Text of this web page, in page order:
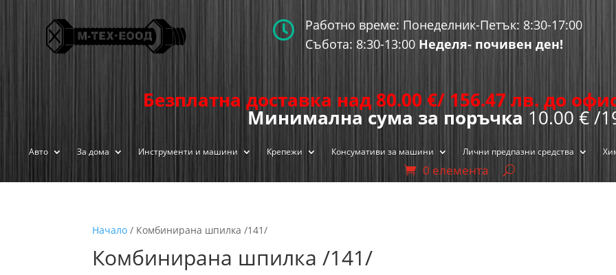

Работно време: Понеделник-Петък: 8:30-17:00
Събота: 8:30-13:00 Неделя- почивен ден!
Безплатна доставка над 80.00 €/ 156.47 лв. до
Минимална сума за поръчка 10.00 € /
Авто За дома Инструменти и машини Крепежи Консумативи за машини Лични предпазни средства
0 елемента
Начало / Комбинирана шпилка /141/
Комбинирана шпилка /141/